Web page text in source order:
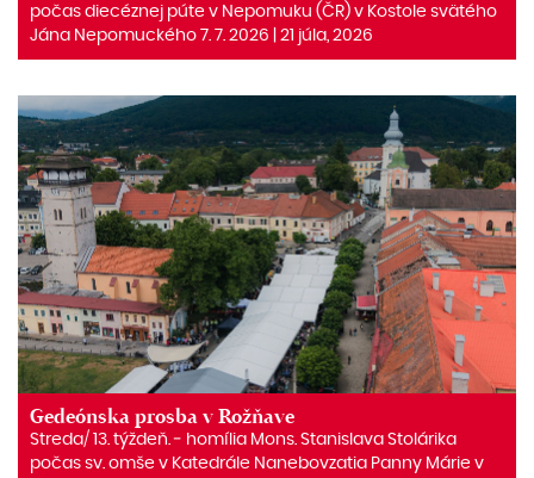
počas diecéznej púte v Nepomuku (ČR) v Kostole svätého
Jána Nepomuckého 7. 7. 2026 | 21 júla, 2026
Gedeónska prosba v Rožňave
Streda/ 13. týždeň. ‒ homília Mons. Stanislava Stolárika
počas sv. omše v Katedrále Nanebovzatia Panny Márie v